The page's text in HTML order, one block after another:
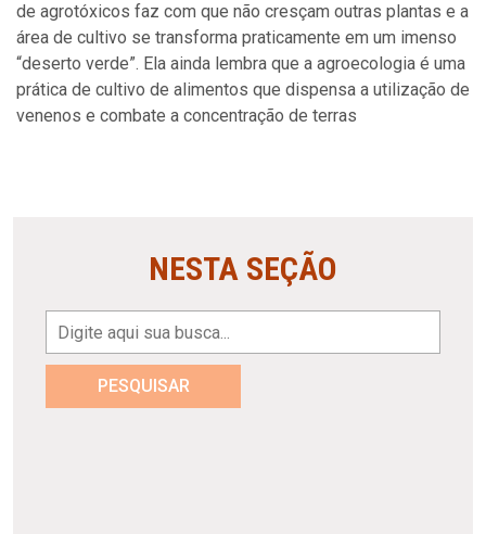
de agrotóxicos faz com que não cresçam outras plantas e a
área de cultivo se transforma praticamente em um imenso
“deserto verde”. Ela ainda lembra que a agroecologia é uma
prática de cultivo de alimentos que dispensa a utilização de
venenos e combate a concentração de terras
NESTA SEÇÃO
PESQUISAR